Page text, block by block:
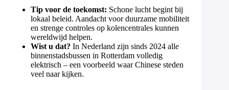
Tip voor de toekomst: Schone lucht begint bij
lokaal beleid. Aandacht voor duurzame mobiliteit
en strenge controles op kolencentrales kunnen
wereldwijd helpen.
Wist u dat? In Nederland zijn sinds 2024 alle
binnenstadsbussen in Rotterdam volledig
elektrisch – een voorbeeld waar Chinese steden
veel naar kijken.